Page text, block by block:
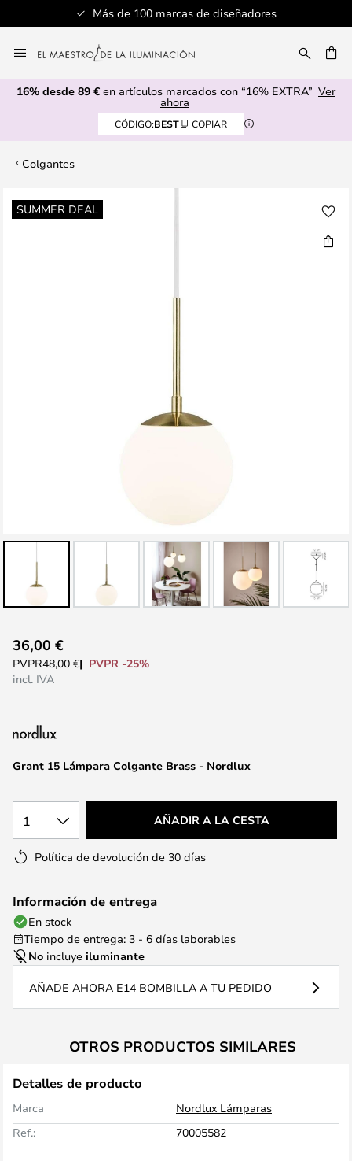
Más de 100 marcas de diseñadores
al
contenido
16% desde 89 € en artículos marcados con “16% EXTRA” Ver
ahora
CÓDIGO:BEST COPIAR
Colgantes
SUMMER DEAL
Saltar
al
al
comienzo
galería
imágenes
Grant 15 Lámpara Colgante Brass - Nordlux
36,00 €
PVPR48,00 €
PVPR -25%
incl. IVA
1 AÑADIR A LA CESTA
Política de devolución de 30 días
Información de entrega
En stock
Tiempo de entrega: 3 - 6 días laborables
No incluye iluminante
AÑADE AHORA E14 BOMBILLA A TU PEDIDO
OTROS PRODUCTOS SIMILARES
Detalles de producto
Marca
Nordlux Lámparas
Ref.:
70005582